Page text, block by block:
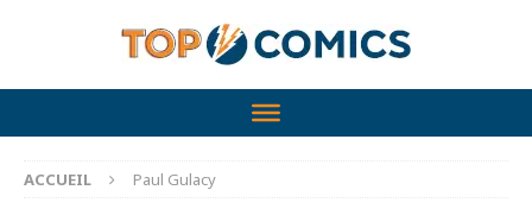
ACCUEIL Paul Gulacy